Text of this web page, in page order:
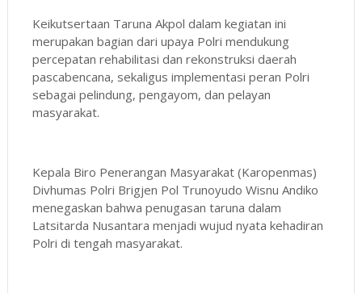
Keikutsertaan Taruna Akpol dalam kegiatan ini
merupakan bagian dari upaya Polri mendukung
percepatan rehabilitasi dan rekonstruksi daerah
pascabencana, sekaligus implementasi peran Polri
sebagai pelindung, pengayom, dan pelayan
masyarakat.
Kepala Biro Penerangan Masyarakat (Karopenmas)
Divhumas Polri Brigjen Pol Trunoyudo Wisnu Andiko
menegaskan bahwa penugasan taruna dalam
Latsitarda Nusantara menjadi wujud nyata kehadiran
Polri di tengah masyarakat.